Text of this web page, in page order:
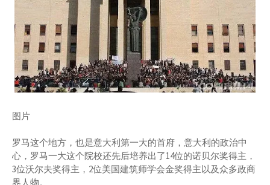
图片
罗马这个地方，也是意大利第一大的首府，意大利的政治中
心，罗马一大这个院校还先后培养出了14位的诺贝尔奖得主，
3位沃尔夫奖得主，2位美国建筑师学会金奖得主以及众多政商
界人物。